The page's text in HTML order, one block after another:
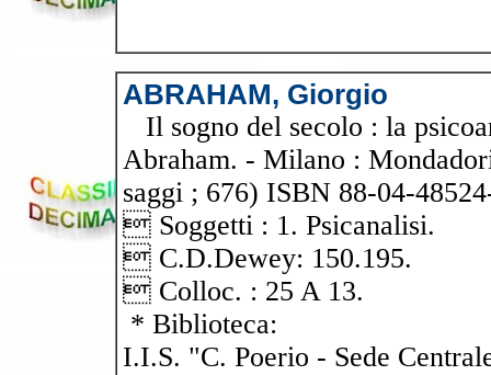
ABRAHAM, Giorgio
Il sogno del secolo : la
Abraham. - Milano :
saggi ; 676) ISBN 88-04-
 Soggetti : 1. Psicanalisi.
 C.D.Dewey: 150.195.
 Colloc. : 25 A 13.
* Biblioteca:
I.I.S. "C. Poerio - Sede